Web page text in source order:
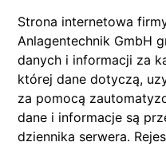
Strona internetowa
Anlagentechnik GmbH
danych i informacji za
której dane dotyczą,
za pomocą
dane i informacje są
dziennika serwera.